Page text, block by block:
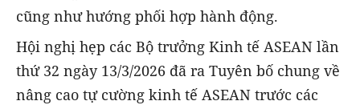
cũng như hướng phối hợp hành động.
Hội nghị hẹp các Bộ trưởng Kinh tế ASEAN lần
thứ 32 ngày 13/3/2026 đã ra Tuyên bố chung về
nâng cao tự cường kinh tế ASEAN trước các